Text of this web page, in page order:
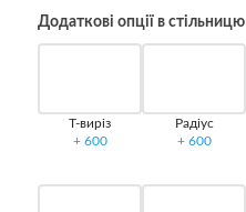
Додаткові опції в стільницю
Т-виріз
+ 600
Радіус
+ 600